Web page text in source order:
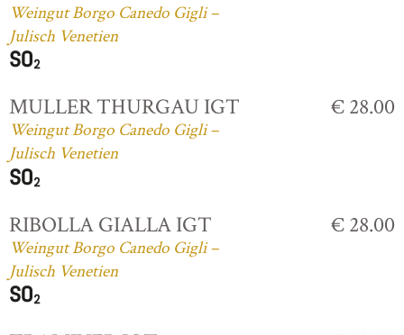
Weingut Borgo Canedo Gigli –
Julisch Venetien
MULLER THURGAU IGT
Weingut Borgo Canedo Gigli –
Julisch Venetien
€ 28.00
RIBOLLA GIALLA IGT
Weingut Borgo Canedo Gigli –
Julisch Venetien
€ 28.00